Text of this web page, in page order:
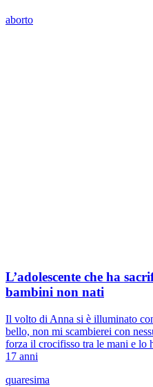
aborto
L’adolescente che ha
bambini non nati
Il volto di Anna si è illuminato
bello, non mi scambierei con
forza il crocifisso tra le mani e lo
17 anni
quaresima